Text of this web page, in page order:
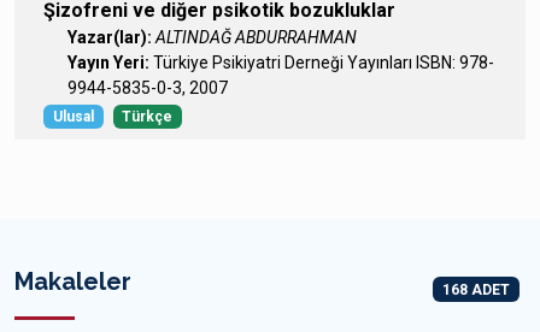
Şizofreni ve diğer psikotik bozukluklar
Yazar(lar): ALTINDAĞ ABDURRAHMAN
Yayın Yeri: Türkiye Psikiyatri Derneği Yayınları ISBN: 978-
9944-5835-0-3, 2007
Ulusal Türkçe
Makaleler 168 ADET